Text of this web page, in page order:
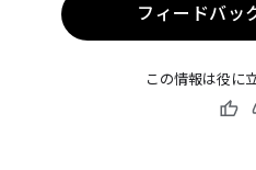
フィードバッ
この情報は役に